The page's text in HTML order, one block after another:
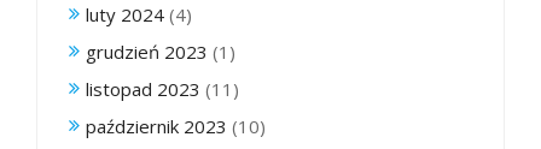
luty 2024 (4)
grudzień 2023 (1)
listopad 2023 (11)
październik 2023 (10)